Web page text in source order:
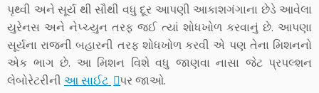
પૃથ્વી અને સૂર્ય થી સૌથી વધુ દૂર આપણી આકાશગંગાના છેડે આવેલા
યુરેનસ અને નેપ્ચ્યુન તરફ જઈ ત્યાં શોધખોળ કરવાનું છે. આપણા
સૂર્યના રાજની બહારની તરફ શોધખોળ કરવી એ પણ તેના મિશનનો
એક ભાગ છે. આ મિશન વિશે વધુ જાણવા નાસા જેટ પ્રપલ્શન
લેબોરેટરીની આ સાઈટ
પર જાઓ.